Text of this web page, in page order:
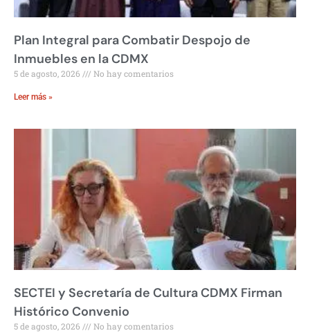
Plan Integral para Combatir Despojo de
Inmuebles en la CDMX
5 de agosto, 2026 No hay comentarios
Leer más »
SECTEI y Secretaría de Cultura CDMX Firman
Histórico Convenio
5 de agosto, 2026 No hay comentarios